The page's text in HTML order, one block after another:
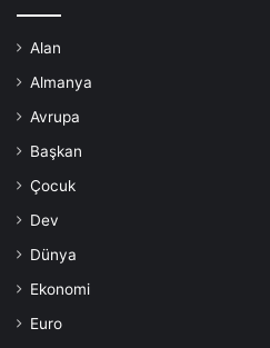
Alan
Almanya
Avrupa
Başkan
Çocuk
Dev
Dünya
Ekonomi
Euro